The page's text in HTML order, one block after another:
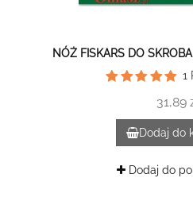
NÓŻ FISKARS DO
1
31,89
Dodaj do
Dodaj do